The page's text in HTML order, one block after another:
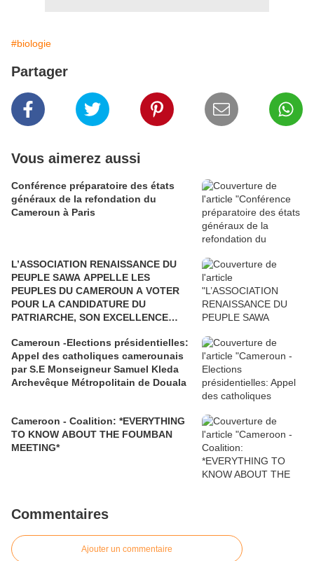
#biologie
Partager
Vous aimerez aussi
Conférence préparatoire des états
généraux de la refondation du
Cameroun à Paris
L’ASSOCIATION RENAISSANCE DU
PEUPLE SAWA APPELLE LES
PEUPLES DU CAMEROUN A VOTER
POUR LA CANDIDATURE DU
PATRIARCHE, SON EXCELLENCE
Cameroun -Elections présidentielles:
Appel des catholiques camerounais
par S.E Monseigneur Samuel Kleda
Archevêque Métropolitain de Douala
Cameroon - Coalition: *EVERYTHING
TO KNOW ABOUT THE FOUMBAN
MEETING*
Commentaires
Ajouter un commentaire